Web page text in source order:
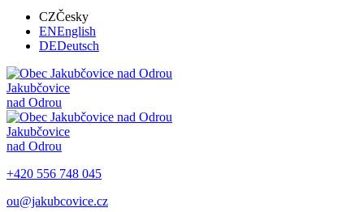
CZČesky
ENEnglish
DEDeutsch
Jakubčovice
nad Odrou
Jakubčovice
nad Odrou
+420 556 748 045
ou@jakubcovice.cz